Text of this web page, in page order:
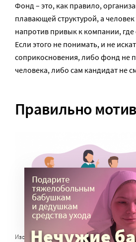
Фонд – это, как правило,
плавающей структурой, а человек
напротив привык к компании, где
Если этого не понимать, и не
соприкосновения, либо фонд не
человека, либо сам кандидат не
Правильно
Изображение с сайта pageuppeople.com